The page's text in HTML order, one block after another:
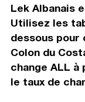
Lek Albanais
Utilisez les
dessous pour
Colon du
change ALL
le taux de